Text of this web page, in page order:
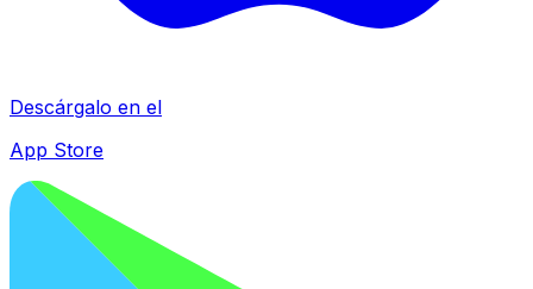
Descárgalo en el
App Store